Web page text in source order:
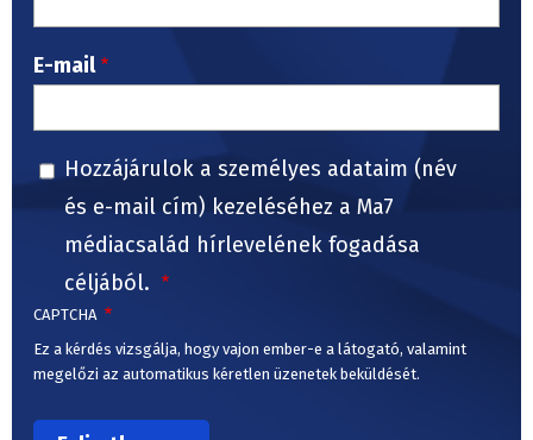
E-mail
Hozzájárulok a személyes adataim (név
és e-mail cím) kezeléséhez a Ma7
médiacsalád hírlevelének fogadása
céljából.
CAPTCHA
Ez a kérdés vizsgálja, hogy vajon ember-e a látogató, valamint
megelőzi az automatikus kéretlen üzenetek beküldését.